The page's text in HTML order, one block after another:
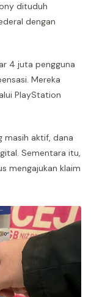
dituduh
dengan
4 juta pengguna
Mereka
PlayStation
masih aktif, dana
Sementara itu,
mengajukan klaim